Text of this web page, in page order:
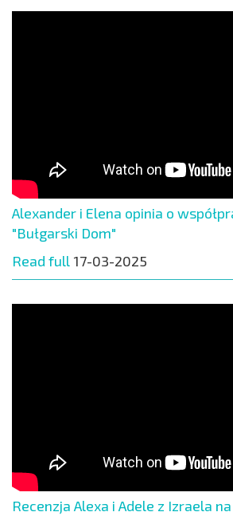
Alexander i Elena opinia o
"Bułgarski Dom"
Read full 17-03-2025
Recenzja Alexa i Adele z Izraela